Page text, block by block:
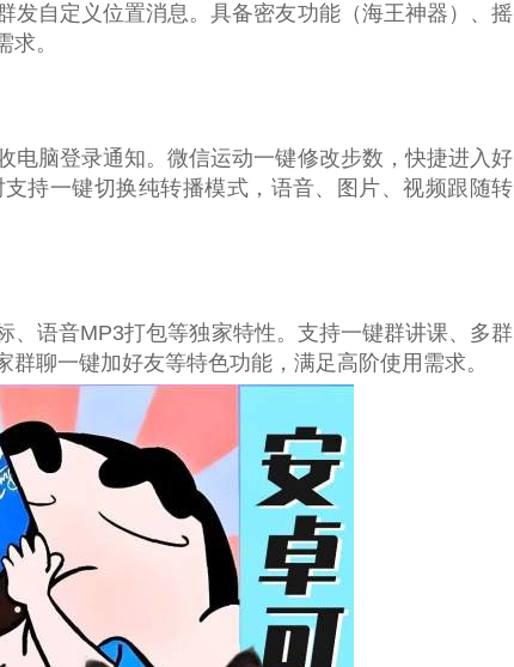
发自定义位置消息。具备密友功能（海王神器）、摇
。
电脑登录通知。微信运动一键修改步数，快捷进入好
持一键切换纯转播模式，语音、图片、视频跟随转
、语音MP3打包等独家特性。支持一键群讲课、多群
聊一键加好友等特色功能，满足高阶使用需求。